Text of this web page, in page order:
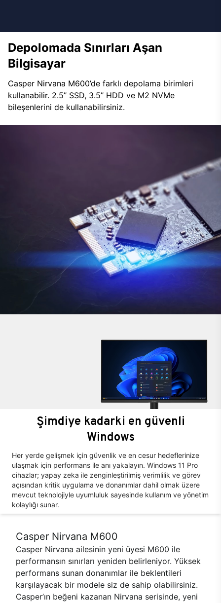
Depolomada Sınırları Aşan
Bilgisayar
Casper Nirvana M600’de farklı depolama birimleri
kullanabilir. 2.5’’ SSD, 3.5’’ HDD ve M2 NVMe
bileşenlerini de kullanabilirsiniz.
Şimdiye kadarki en güvenli
Windows
Her yerde gelişmek için güvenlik ve en cesur hedeflerinize
ulaşmak için performans ile anı yakalayın. Windows 11 Pro
cihazlar; yapay zeka ile zenginleştirilmiş verimlilik ve görev
açısından kritik uygulama ve donanımlar dahil olmak üzere
mevcut teknolojiyle uyumluluk sayesinde kullanım ve yönetim
kolaylığı sunar.
Casper Nirvana M600
Casper Nirvana ailesinin yeni üyesi M600 ile
performansın sınırları yeniden belirleniyor. Yüksek
performans sunan donanımlar ile beklentileri
karşılayacak bir modele siz de sahip olabilirsiniz.
Casper’ın beğeni kazanan Nirvana serisinde, yeni